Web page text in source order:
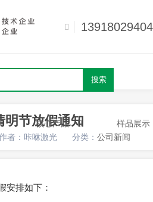
13918029404
搜索
核心产品 样品展示
明节放假通知
者：咔咻激光 分类： 公司新闻
安排如下：